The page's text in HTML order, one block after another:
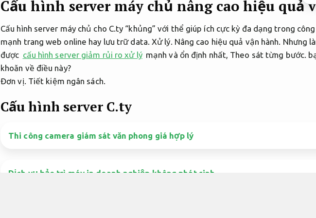
Cấu hình server máy chủ nâng cao hiệu quả
Cấu hình server máy chủ cho C.ty “khủng” với thể giúp ích cực kỳ đa dạng trong
mạnh trang web online hay lưu trữ data.Xử lý. Nâng cao hiệu quả vận hành. Nhưng
được cấu hình server giảm rủi ro xử lý mạnh và ổn định nhất, Theo sát từng bước.
khoăn về điều này?
Đơn vị. Tiết kiệm ngân sách.
Cấu hình server C.ty
Thi công camera giám sát văn phong giá hợp lý
Dịch vụ bảo trì máy in doanh nghiệp không phát sinh